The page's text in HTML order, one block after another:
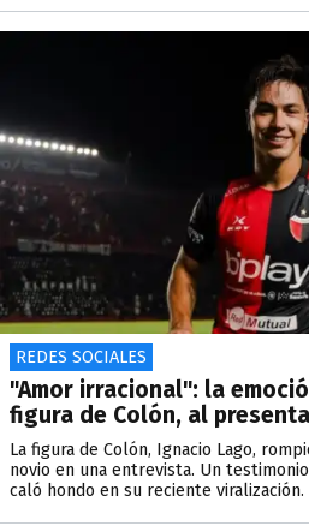
REDES SOCIALES
"Amor irracional": la
figura de Colón, al
La figura de Colón, Ignacio Lago,
novio en una entrevista. Un
caló hondo en su reciente viralización.